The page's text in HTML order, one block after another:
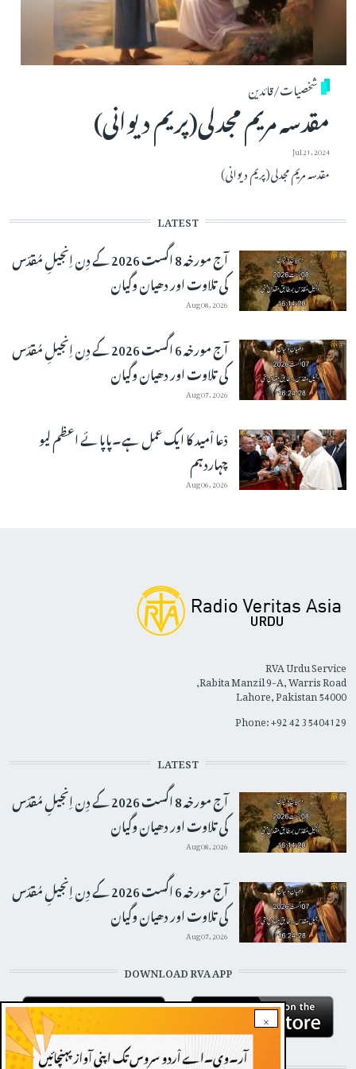
شخصیات/قائدین
مقدسہ مریم مجدلی(پریم دیوانی)
Jul 21, 2024
مقدسہ مریم مجدلی(پریم دیوانی)
LATEST
آج مورخہ 8 اگست 2026 کے دِن اِنجیلِ مُقدّس
کی تلاوت اور دھیان وگیان
Aug 08, 2026
آج مورخہ 6 اگست 2026 کے دِن اِنجیلِ مُقدّس
کی تلاوت اور دھیان وگیان
Aug 07, 2026
دْعا اْمید کا ایک عمل ہے۔پاپائے اعظم لیو
چہاردہم
Aug 06, 2026
×
RVA Urdu Service
Rabita Manzil 9-A, Warris Road,
Lahore, Pakistan 54000
Phone: +92 42 35404129
LATEST
آج مورخہ 8 اگست 2026 کے دِن اِنجیلِ مُقدّس
کی تلاوت اور دھیان وگیان
Aug 08, 2026
آج مورخہ 6 اگست 2026 کے دِن اِنجیلِ مُقدّس
کی تلاوت اور دھیان وگیان
Aug 07, 2026
DOWNLOAD RVA APP